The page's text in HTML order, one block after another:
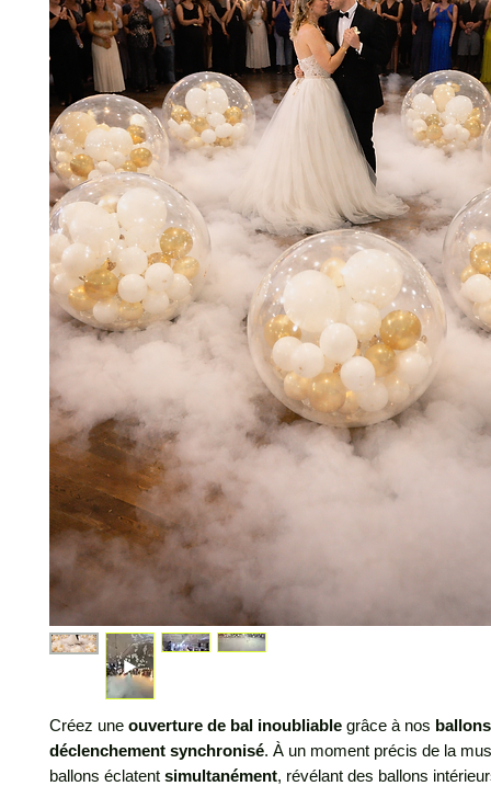
Créez une ouverture de bal inoubliable grâce à nos
déclenchement synchronisé. À un moment précis de la
ballons éclatent simultanément, révélant des ballons